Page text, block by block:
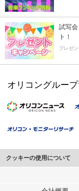
試写
ト！
プレゼ
オリコングループ
クッキーの使用について
このサイトでは Cookie を